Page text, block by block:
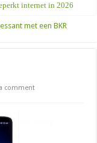
internet in 2026
met een BKR
a comment